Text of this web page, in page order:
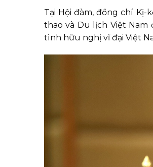
Tại Hội đàm, đồng chí
thao và Du lịch Việt Nam
tình hữu nghị vĩ đại Việt